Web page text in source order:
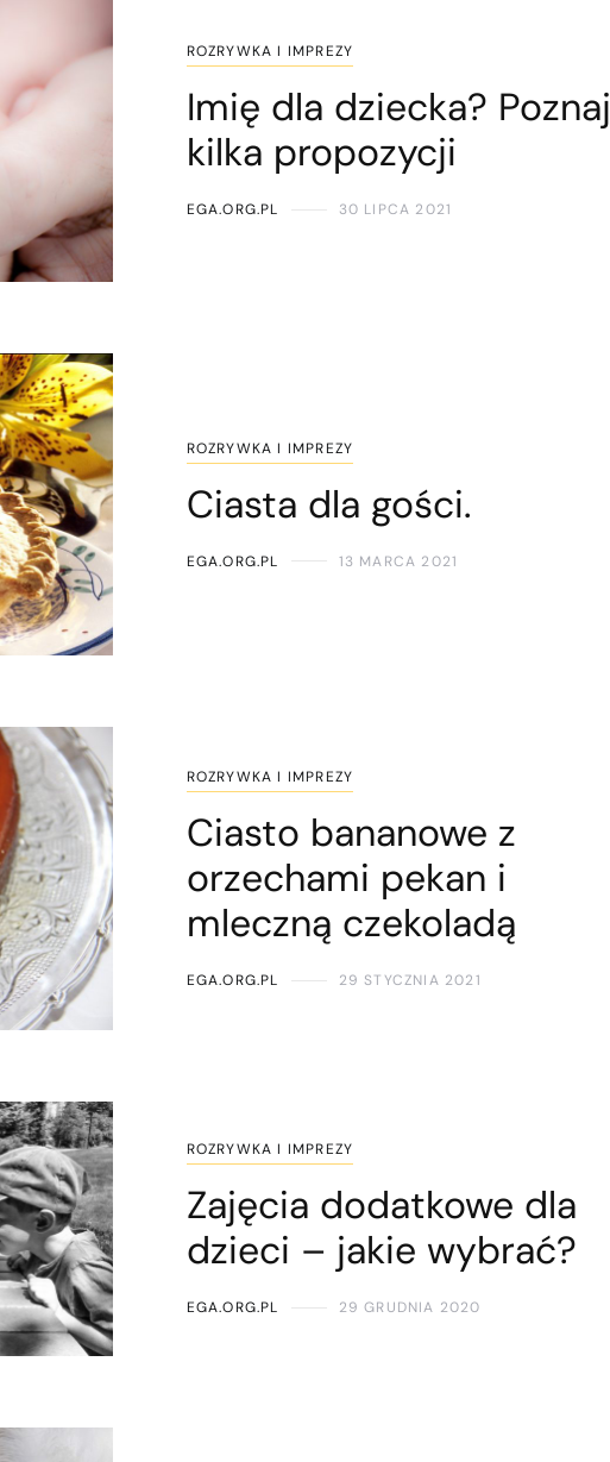
ROZRYWKA I IMPREZY
Imię dla dziecka? Poznaj
kilka propozycji
EGA.ORG.PL 30 LIPCA 2021
ROZRYWKA I IMPREZY
Ciasta dla gości.
EGA.ORG.PL 13 MARCA 2021
ROZRYWKA I IMPREZY
Ciasto bananowe z
orzechami pekan i
mleczną czekoladą
EGA.ORG.PL 29 STYCZNIA 2021
ROZRYWKA I IMPREZY
Zajęcia dodatkowe dla
dzieci – jakie wybrać?
EGA.ORG.PL 29 GRUDNIA 2020